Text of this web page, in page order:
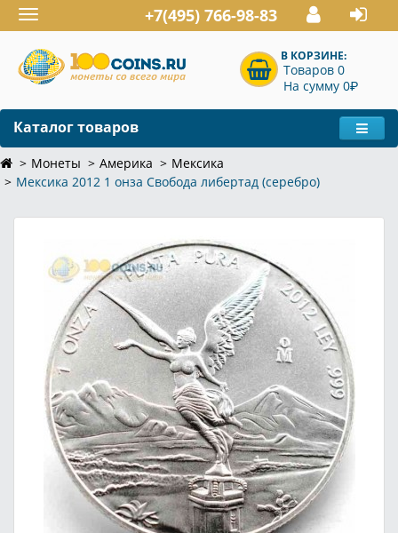
Toggle
navigation
+7(495) 766-98-83
В КОРЗИНЕ:
Товаров 0
На сумму 0P
Каталог товаров
Монеты Америка
Мексика
Мексика 2012 1 онза Свобода либертад (серебро)